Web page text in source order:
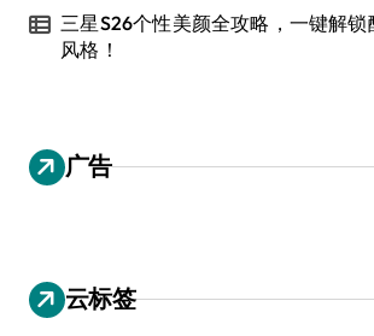
三星S26个性美颜全攻略，一键解锁
风格！
广告
云标签